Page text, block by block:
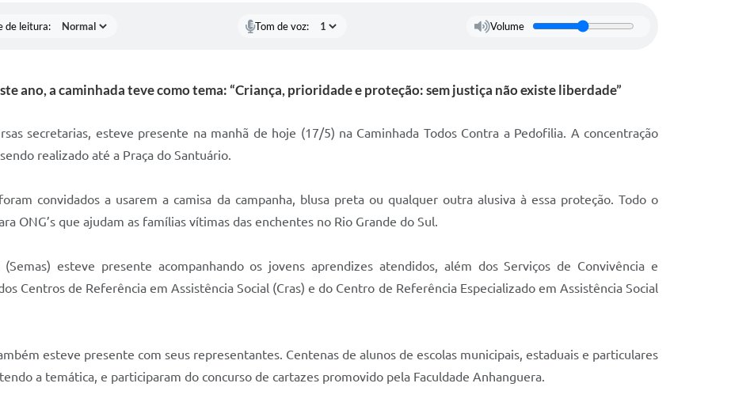
de leitura: Tom de voz: Volume
ano, a caminhada teve como tema: “Criança, prioridade e proteção: sem justiça não existe liberdade”
secretarias, esteve presente na manhã de hoje (17/5) na Caminhada Todos Contra a Pedofilia. A concentração
realizado até a Praça do Santuário.
convidados a usarem a camisa da campanha, blusa preta ou qualquer outra alusiva à essa proteção. Todo o
ONG’s que ajudam as famílias vítimas das enchentes no Rio Grande do Sul.
esteve presente acompanhando os jovens aprendizes atendidos, além dos Serviços de Convivência e
Centros de Referência em Assistência Social (Cras) e do Centro de Referência Especializado em Assistência Social
esteve presente com seus representantes. Centenas de alunos de escolas municipais, estaduais e particulares
a temática, e participaram do concurso de cartazes promovido pela Faculdade Anhanguera.